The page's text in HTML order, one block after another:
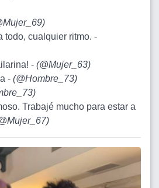
)
todo, cualquier ritmo. -
- (@Mujer_63)
- (@Hombre_73)
)
Trabajé mucho para estar a
)